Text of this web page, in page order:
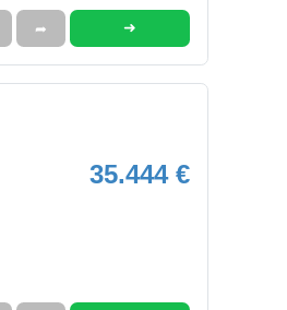
➦ ➜
35.444 €